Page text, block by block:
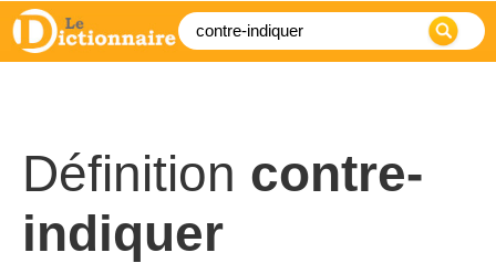
Définition contre-
indiquer